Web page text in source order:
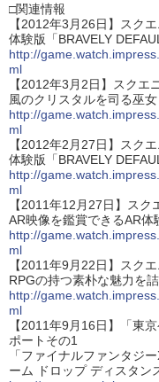
□関連情報
【2012年3月26日】スク
体験版「BRAVELY
http://
ml
【2012年3月2日】スクエ
風のクリスタルを司る巫
http://
ml
【2012年2月27日】スク
体験版「BRAVELY
http://
ml
【2011年12月27日】スク
AR映像を鑑賞できるAR体
http://
ml
【2011年9月22日】スク
RPGの持つ素朴な魅力を
http://
ml
【2011年9月16日】「東
ポートその1
「ファイナルファンタジ
ーム ドロップ ディスタン